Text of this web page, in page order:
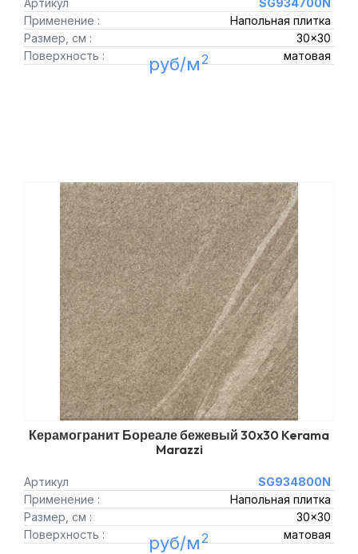
Артикул
SG934700N
Применение :
Напольная плитка
Размер, см :
30x30
Поверхность :
матовая
руб/м2
Керамогранит Бореале бежевый 30x30 Kerama
Marazzi
Артикул
SG934800N
Применение :
Напольная плитка
Размер, см :
30x30
Поверхность :
матовая
руб/м2